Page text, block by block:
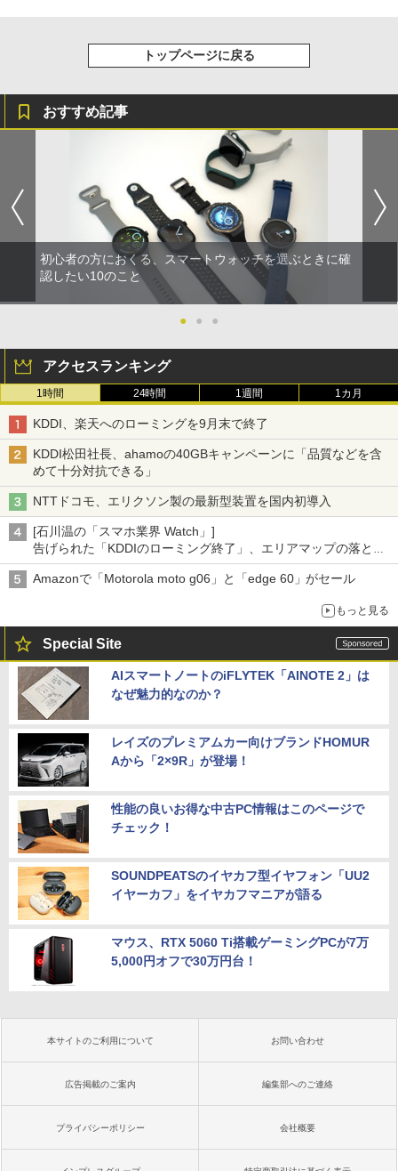
トップページに戻る
おすすめ記事
初心者の方におくる、スマートウォッチを選ぶときに確
認したい10のこと
● ● ●
アクセスランキング
1時間 24時間 1週間 1カ月
KDDI、楽天へのローミングを9月末で終了
KDDI松田社長、ahamoの40GBキャンペーンに「品質などを含
めて十分対抗できる」
NTTドコモ、エリクソン製の最新型装置を国内初導入
[石川温の「スマホ業界 Watch」]
告げられた「KDDIのローミング終了」、エリアマップの落とし
穴と楽天モバイルの課題
Amazonで「Motorola moto g06」と「edge 60」がセール
もっと見る
Special Site
AIスマートノートのiFLYTEK「AINOTE 2」は
なぜ魅力的なのか？
レイズのプレミアムカー向けブランドHOMUR
Aから「2×9R」が登場！
性能の良いお得な中古PC情報はこのページで
チェック！
SOUNDPEATSのイヤカフ型イヤフォン「UU2
イヤーカフ」をイヤカフマニアが語る
マウス、RTX 5060 Ti搭載ゲーミングPCが7万
5,000円オフで30万円台！
本サイトのご利用について お問い合わせ
広告掲載のご案内 編集部へのご連絡
プライバシーポリシー 会社概要